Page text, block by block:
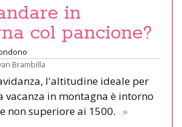
in
col pancione?
Brambilla
l'altitudine ideale per
vacanza in montagna è intorno
non superiore ai 1500. »